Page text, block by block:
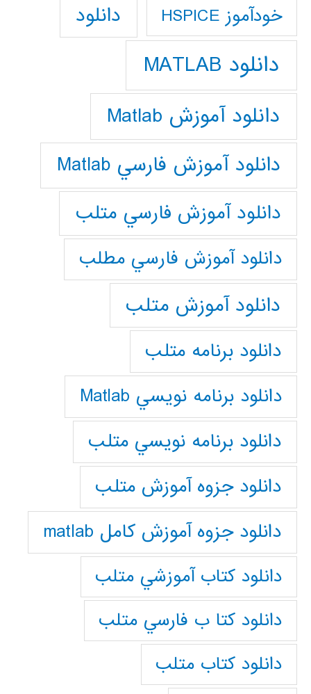
خودآموز HSPICE دانلود
دانلود MATLAB
دانلود آموزش Matlab
دانلود آموزش فارسي Matlab
دانلود آموزش فارسي متلب
دانلود آموزش فارسي مطلب
دانلود آموزش متلب
دانلود برنامه متلب
دانلود برنامه نويسي Matlab
دانلود برنامه نويسي متلب
دانلود جزوه آموزش متلب
دانلود جزوه آموزش کامل matlab
دانلود كتاب آموزشي متلب
دانلود كتا ب فارسي متلب
دانلود كتاب متلب